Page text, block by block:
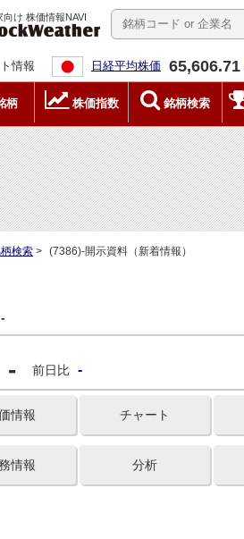
向け 株価情報NAVI
情報 日経平均株価 65,606.71
柄 株価指数 銘柄検索
検索 > (7386)-開示資料（新着情報）
-
- 前日比 -
情報 チャート
情報 分析